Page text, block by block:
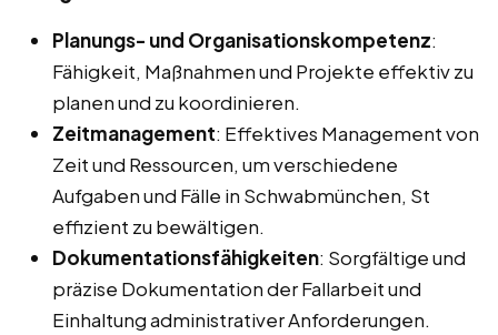
Planungs- und Organisationskompetenz:
Fähigkeit, Maßnahmen und Projekte effektiv zu
planen und zu koordinieren.
Zeitmanagement: Effektives Management von
Zeit und Ressourcen, um verschiedene
Aufgaben und Fälle in Schwabmünchen, St
effizient zu bewältigen.
Dokumentationsfähigkeiten: Sorgfältige und
präzise Dokumentation der Fallarbeit und
Einhaltung administrativer Anforderungen.